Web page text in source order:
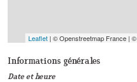
Leaflet| © Openstreetmap France | ©
Informations générales
Date et heure